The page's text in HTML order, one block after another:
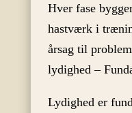
Hver fase
hastværk i
årsag til
lydighed –
Lydighed er